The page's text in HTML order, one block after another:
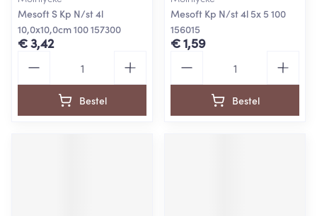
Mesoft S Kp N/st 4l
10,0x10,0cm 100 157300
€ 3,42
Bestel
Mesoft Kp N/st 4l 5x 5 100
156015
€ 1,59
Bestel